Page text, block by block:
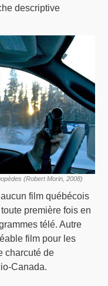
descriptive
(Robert Morin, 2008)
film québécois
première fois en
télé. Autre
film pour les
charcuté de
Canada.